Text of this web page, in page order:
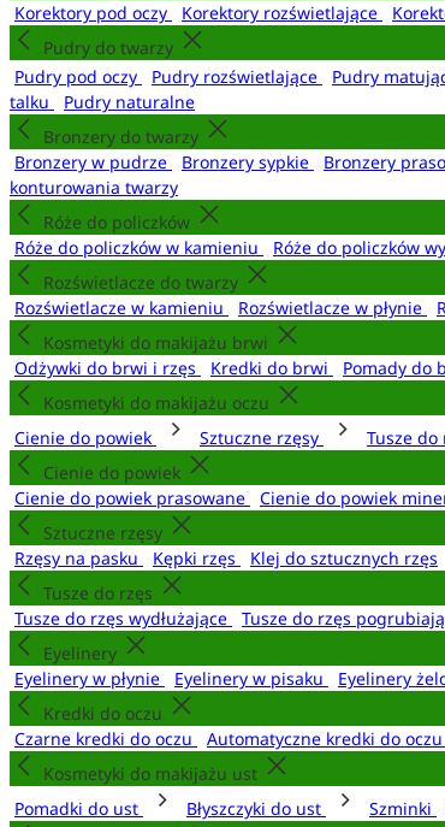
Korektory pod oczy
Korektory rozświetlające
Pudry do twarzy
Pudry pod oczy
Pudry rozświetlające Pudry
talku
Pudry naturalne
Bronzery do twarzy
Bronzery w pudrze
Bronzery sypkie Bronzery
konturowania twarzy
Róże do policzków
Róże do policzków w kamieniu
Róże do policzków
Rozświetlacze do twarzy
Rozświetlacze w kamieniu
Rozświetlacze w płynie
Kosmetyki do makijażu brwi
Odżywki do brwi i rzęs
Kredki do brwi Pomady do
Kosmetyki do makijażu oczu
Cienie do powiek
Sztuczne rzęsy Tusze do
Cienie do powiek
Cienie do powiek prasowane
Cienie do powiek
Sztuczne rzęsy
Rzęsy na pasku
Kępki rzęs
Klej do sztucznych rzęs
Tusze do rzęs
Tusze do rzęs wydłużające
Tusze do rzęs
Eyelinery
Eyelinery w płynie
Eyelinery w pisaku Eyelinery
Kredki do oczu
Czarne kredki do oczu
Automatyczne kredki do oczu
Kosmetyki do makijażu ust
Pomadki do ust
Błyszczyki do ust Szminki